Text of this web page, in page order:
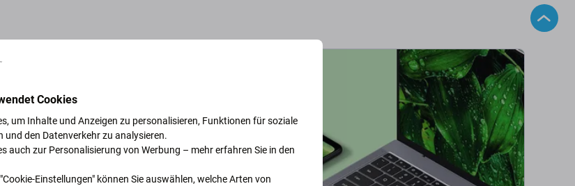
Planeten zu
anpassen, um
Cookies
um Inhalte und Anzeigen zu personalisieren, Funktionen für soziale
und den Datenverkehr zu analysieren.
auch zur Personalisierung von Werbung – mehr erfahren Sie in den
Einstellungen" können Sie auswählen, welche Arten von